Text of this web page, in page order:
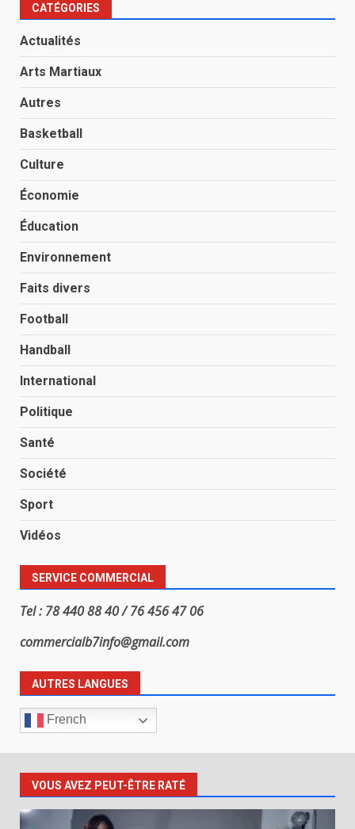
CATÉGORIES
Actualités
Arts Martiaux
Autres
Basketball
Culture
Économie
Éducation
Environnement
Faits divers
Football
Handball
International
Politique
Santé
Société
Sport
Vidéos
SERVICE COMMERCIAL
Tel : 78 440 88 40 / 76 456 47 06
commercialb7info@gmail.com
AUTRES LANGUES
French
VOUS AVEZ PEUT-ÊTRE RATÉ